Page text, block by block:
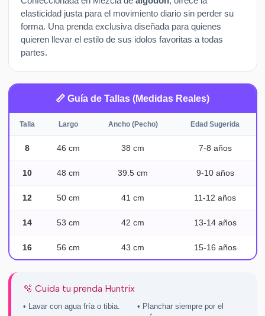
elasticidad justa para el movimiento diario sin perder su
forma. Una prenda exclusiva diseñada para quienes
quieren llevar el estilo de sus idolos favoritas a todas
partes.
📏 Guía de Tallas (Medidas Reales)
Talla Largo Ancho (Pecho) Edad Sugerida
8 46 cm 38 cm 7-8 años
10 48 cm 39.5 cm 9-10 años
12 50 cm 41 cm 11-12 años
14 53 cm 42 cm 13-14 años
16 56 cm 43 cm 15-16 años
🫧 Cuida tu prenda Huntrix
• Lavar con agua fría o tibia.
• Planchar siempre por el